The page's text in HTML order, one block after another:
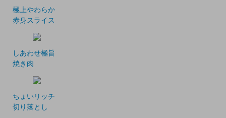
極上やわらか
赤身スライス
しあわせ極旨
焼き肉
ちょいリッチ
切り落とし